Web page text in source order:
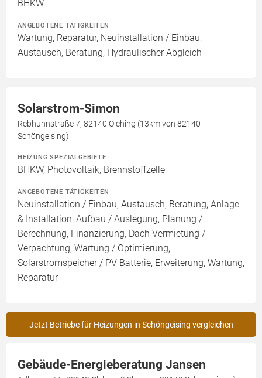
BHKW
ANGEBOTENE TÄTIGKEITEN
Wartung, Reparatur, Neuinstallation / Einbau,
Austausch, Beratung, Hydraulischer Abgleich
Solarstrom-Simon
Rebhuhnstraße 7, 82140 Olching (13km von 82140
Schöngeising)
HEIZUNG SPEZIALGEBIETE
BHKW, Photovoltaik, Brennstoffzelle
ANGEBOTENE TÄTIGKEITEN
Neuinstallation / Einbau, Austausch, Beratung, Anlage
& Installation, Aufbau / Auslegung, Planung /
Berechnung, Finanzierung, Dach Vermietung /
Verpachtung, Wartung / Optimierung,
Solarstromspeicher / PV Batterie, Erweiterung, Wartung,
Reparatur
Jetzt Betriebe für Heizungen in Schöngeising vergleichen
Gebäude-Energieberatung Jansen